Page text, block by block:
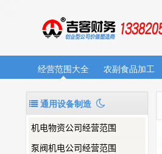
经营范围大全 农副食品加工
通用设备制造
机电物资公司经营范围
泵阀机电公司经营范围